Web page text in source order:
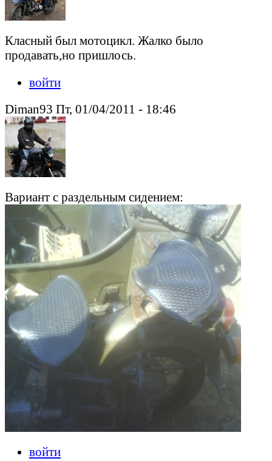
Класный был мотоцикл. Жалко было
продавать,но пришлось.
войти
Diman93 Пт, 01/04/2011 - 18:46
Вариант с раздельным сидением:
войти